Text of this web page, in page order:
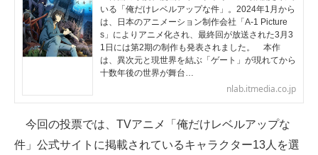
モノづくり技術者専門サイト
エレクトロニクス専門サイト
建設×テクノロジーの最前線
いる「俺だけレベルアップな件」。2024年1月から
は、日本のアニメーション制作会社「A-1 Picture
s」によりアニメ化され、最終回が放送された3月3
1日には第2期の制作も発表されました。 本作
は、異次元と現世界を結ぶ「ゲート」が現れてから
十数年後の世界が舞台…
nlab.itmedia.co.jp
今回の投票では、TVアニメ「俺だけレベルアップな
件」公式サイトに掲載されているキャラクター13人を選